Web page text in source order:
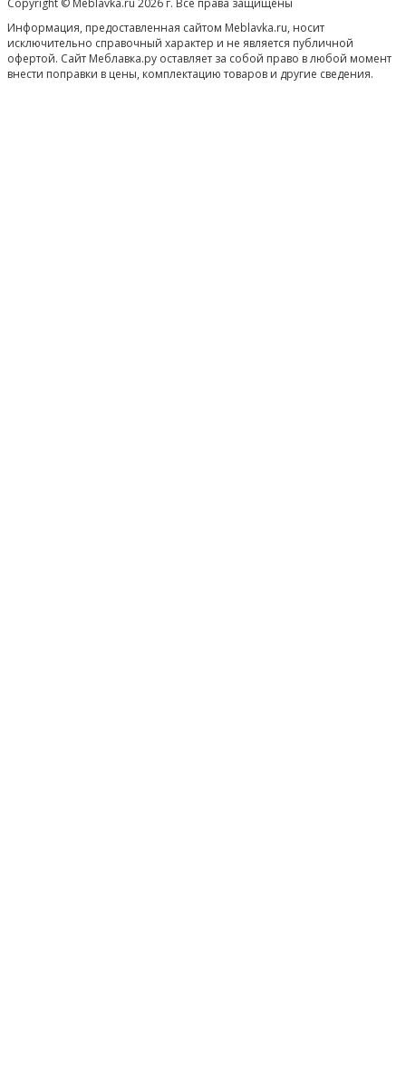
Информация, предоставленная сайтом Meblavka.ru, носит
исключительно справочный характер и не является публичной
офертой. Сайт Меблавка.ру оставляет за собой право в любой момент
внести поправки в цены, комплектацию товаров и другие сведения.